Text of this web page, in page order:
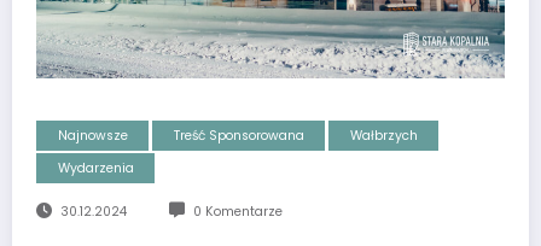
Najnowsze Treść Sponsorowana
Wałbrzych
Wydarzenia
30.12.2024 0 Komentarze